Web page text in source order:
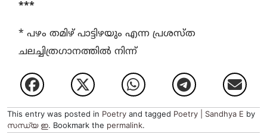
***
* പഴം തമിഴ് പാട്ടിഴയും എന്ന പ്രശസ്ത
ചലച്ചിത്രഗാനത്തിൽ നിന്ന്
This entry was posted in Poetry and tagged Poetry | Sandhya E by
സന്ധ്യ ഇ. Bookmark the permalink.